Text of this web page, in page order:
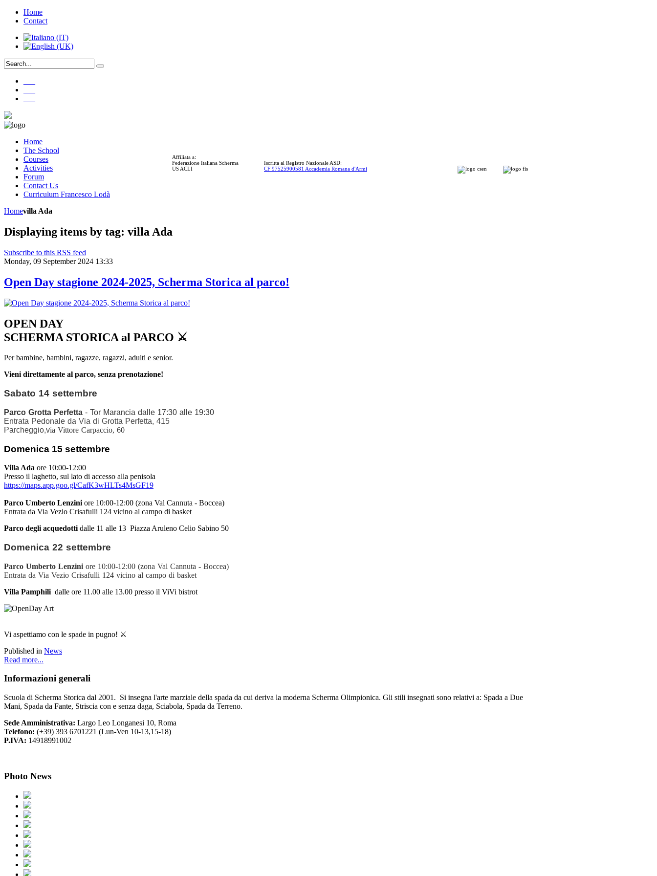
Home
Contact
Affiliata a:
Federazione Italiana Scherma
US ACLI
Iscritta al Registro Nazionale ASD:
CF 97525900581 Accademia Romana d'Armi
Home
The School
Courses
Activities
Forum
Contact Us
Curriculum Francesco Lodà
Homevilla Ada
Displaying items by tag: villa Ada
Subscribe to this RSS feed
Monday, 09 September 2024 13:33
Open Day stagione 2024-2025, Scherma Storica al parco!
OPEN DAY
SCHERMA STORICA al PARCO ⚔
Per bambine, bambini, ragazze, ragazzi, adulti e senior.
Vieni direttamente al parco, senza prenotazione!
Sabato 14 settembre
Parco Grotta Perfetta - Tor Marancia dalle 17:30 alle 19:30
Entrata Pedonale da Via di Grotta Perfetta, 415
Parcheggio,via Vittore Carpaccio, 60
Domenica 15 settembre
Villa Ada ore 10:00-12:00
Presso il laghetto, sul lato di accesso alla penisola
https://maps.app.goo.gl/CafK3wHLTs4MsGF19
Parco Umberto Lenzini ore 10:00-12:00 (zona Val Cannuta - Boccea)
Entrata da Via Vezio Crisafulli 124 vicino al campo di basket
Parco degli acquedotti dalle 11 alle 13 Piazza Aruleno Celio Sabino 50
Domenica 22 settembre
Parco Umberto Lenzini ore 10:00-12:00 (zona Val Cannuta - Boccea)
Entrata da Via Vezio Crisafulli 124 vicino al campo di basket
Villa Pamphili dalle ore 11.00 alle 13.00 presso il ViVi bistrot
Vi aspettiamo con le spade in pugno! ⚔️
Published in News
Read more...
Informazioni generali
Scuola di Scherma Storica dal 2001. Si insegna l'arte marziale della spada da cui deriva la moderna Scherma Olimpionica. Gli stili insegnati sono relativi a: Spada a Due
Mani, Spada da Fante, Striscia con e senza daga, Sciabola, Spada da Terreno.
Sede Amministrativa: Largo Leo Longanesi 10, Roma
Telefono: (+39) 393 6701221 (Lun-Ven 10-13,15-18)
P.IVA: 14918991002
Photo News